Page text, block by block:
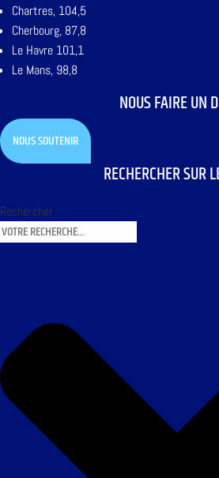
Chartres, 104,5
Cherbourg, 87,8
Le Havre 101,1
Le Mans, 98,8
NOUS FAIRE UN
NOUS SOUTENIR
RECHERCHER SUR
Rechercher